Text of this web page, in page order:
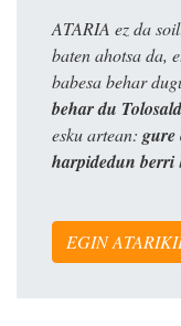
ATARIA ez da
baten ahotsa da,
babesa behar
behar du
esku artean: gure
harpidedun berri
EGIN